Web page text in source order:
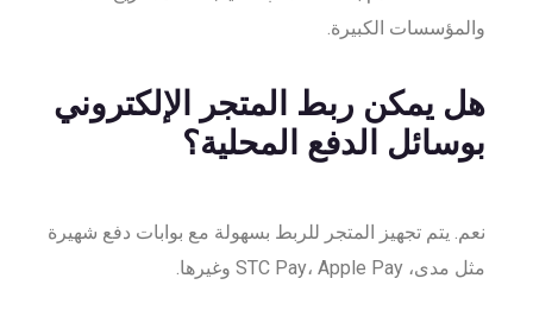
والمؤسسات الكبيرة.
هل يمكن ربط المتجر الإلكتروني
بوسائل الدفع المحلية؟
نعم. يتم تجهيز المتجر للربط بسهولة مع بوابات دفع شهيرة
مثل مدى، STC Pay، Apple Pay وغيرها.